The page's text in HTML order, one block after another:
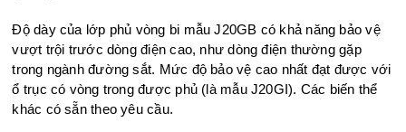
Độ dày của lớp phủ vòng bi mẫu J20GB có khả năng bảo vệ
vượt trội trước dòng điện cao, như dòng điện thường gặp
trong ngành đường sắt. Mức độ bảo vệ cao nhất đạt được với
ổ trục có vòng trong được phủ (là mẫu J20GI). Các biến thể
khác có sẵn theo yêu cầu.